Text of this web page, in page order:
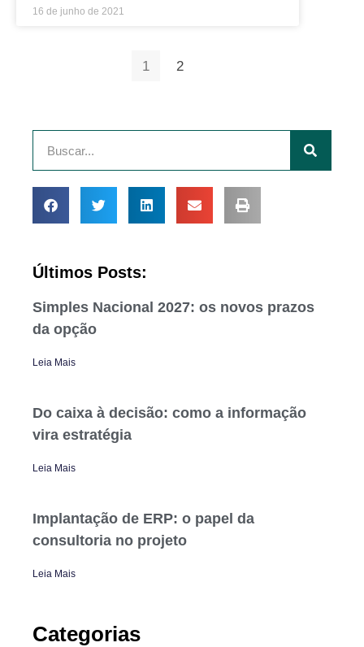
16 de junho de 2021
1 2
Últimos Posts:
Simples Nacional 2027: os novos prazos
da opção
Leia Mais
Do caixa à decisão: como a informação
vira estratégia
Leia Mais
Implantação de ERP: o papel da
consultoria no projeto
Leia Mais
Categorias